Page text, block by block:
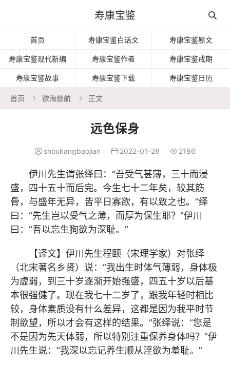
寿康宝鉴 
首页 寿康宝鉴白话文 寿康宝鉴原文
寿康宝鉴现代新编 寿康宝鉴作者 寿康宝鉴戒期
寿康宝鉴故事 寿康宝鉴下载 寿康宝鉴日历
首页  欲海慈航  正文
远色保身
 shoukangbaojian  2022-01-28  2186
伊川先生谓张绎曰：“吾受气甚薄，三十而浸
盛，四十五十而后完。今生七十二年矣，较其筋
骨，与盛年无异，皆平日寡欲，有以致之也。”绎
曰：“先生岂以受气之薄，而厚为保生耶？”伊川
曰：“吾以忘生狥欲为深耻。”
【译文】伊川先生程颐（宋理学家）对张绎
（北宋著名乡贤）说：“我出生时体气薄弱，身体极
为虚弱，到三十岁逐渐开始强盛，四五十岁以后基
本很强健了。现在我七十二岁了，跟我年轻时相比
较，身体素质没有什么差异，这都是因为我平时节
制欲望，所以才会有这样的结果。”张绎说：“您是
不是因为先天体弱，所以特别注重保养身体吗？”伊
川先生说：“我深以忘记养生顺从淫欲为羞耻。”